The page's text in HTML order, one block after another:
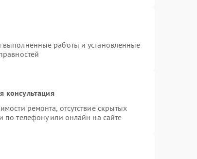
выполненные работы и установленные
консультация
ремонта, отсутствие скрытых
по телефону или онлайн на сайте